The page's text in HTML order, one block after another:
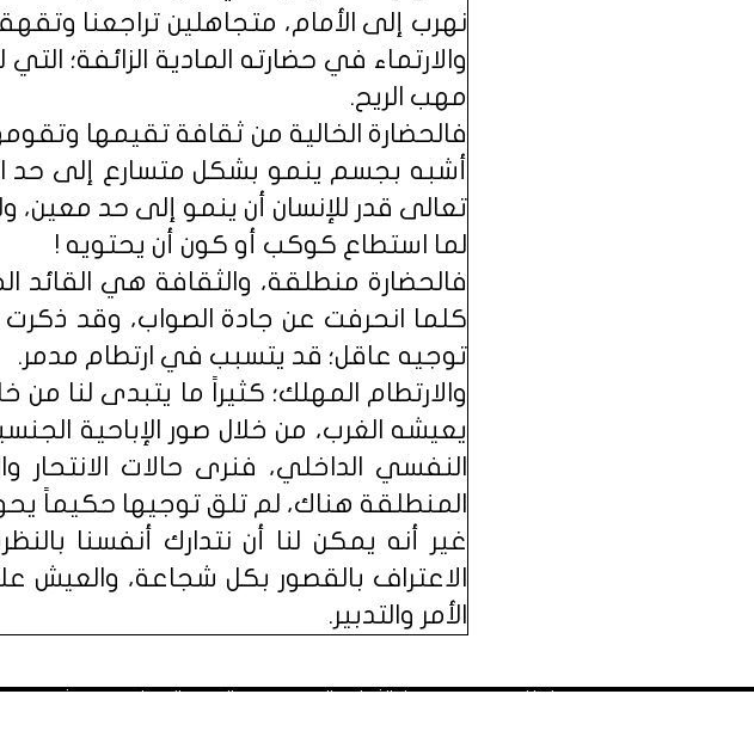
نهرب إلى الأمام، متجاهلين تراجعنا
والارتماء في حضارته المادية الزائفة؛
مهب الريح.
فالحضارة الخالية من ثقافة تقيمها
أشبه بجسم ينمو بشكل متسارع إلى حد
تعالى قدر للإنسان أن ينمو إلى حد معين،
لما استطاع كوكب أو كون أن يحتويه !
فالحضارة منطلقة، والثقافة هي القائد
كلما انحرفت عن جادة الصواب، وقد
توجيه عاقل؛ قد يتسبب في ارتطام مدمر.
والارتطام المهلك؛ كثيراً ما يتبدى لنا
يعيشه الغرب، من خلال صور الإباحية
النفسي الداخلي، فنرى حالات الانتحار
المنطلقة هناك، لم تلق توجيها حكيماً
غير أنه يمكن لنا أن نتدارك أنفسنا
الاعتراف بالقصور بكل شجاعة، والعيش
الأمر والتدبير.
■ انطلاق منتدى منهل الثقافة التربوية: يوم السبت المصادف غرة شهر محرم 1428هـ، الموافق العشرون من شهر يناير